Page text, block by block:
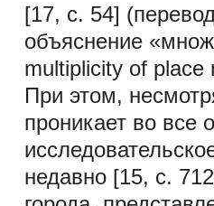
[17, с. 54]
объяснение
multiplicity of
При этом,
проникает во все
недавно [15, с.